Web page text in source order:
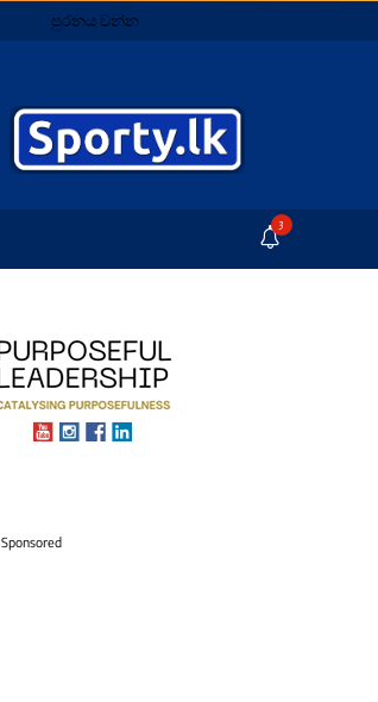
පුරනය වන්න
3
Sponsored